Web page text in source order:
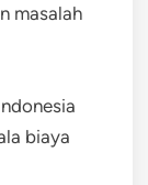
masalah
biaya